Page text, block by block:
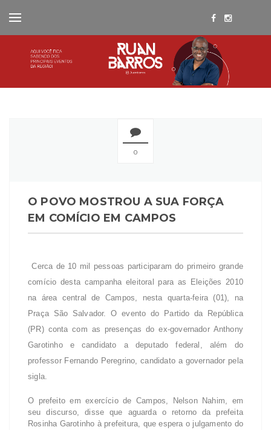
0
O POVO MOSTROU A SUA FORÇA
EM COMÍCIO EM CAMPOS
Cerca de 10 mil pessoas participaram do primeiro grande
comício desta campanha eleitoral para as Eleições 2010
na área central de Campos, nesta quarta-feira (01), na
Praça São Salvador. O evento do Partido da República
(PR) conta com as presenças do ex-governador Anthony
Garotinho e candidato a deputado federal, além do
professor Fernando Peregrino, candidato a governador pela
sigla.
O prefeito em exercício de Campos, Nelson Nahim, em
seu discurso, disse que aguarda o retorno da prefeita
Rosinha Garotinho à prefeitura, que espera o julgamento do